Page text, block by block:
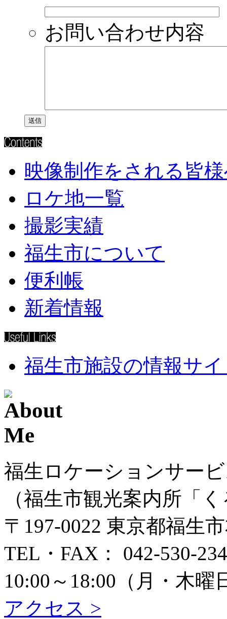
お問い合わせ内容
映像制作をされる皆
ロケ地一覧
撮影実績
福生市について
便利帳
新着情報
福生市施設の情報サ
福生ロケーションサー
（福生市観光案内所「
〒197-0022 東京都福生
TEL・FAX： 042-530-
10:00～18:00（月・木
アクセス >